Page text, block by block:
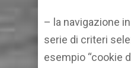
– la navigazione
serie di criteri
esempio “cookie